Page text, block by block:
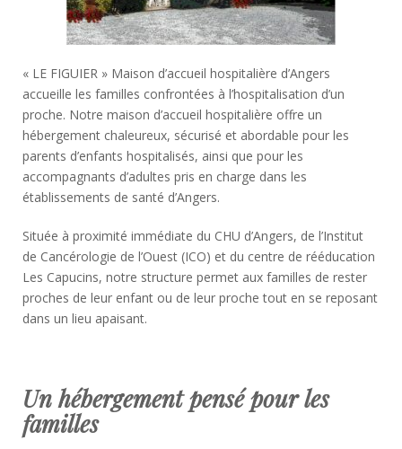
« LE FIGUIER » Maison d’accueil hospitalière d’Angers
accueille les familles confrontées à l’hospitalisation d’un
proche. Notre maison d’accueil hospitalière offre un
hébergement chaleureux, sécurisé et abordable pour les
parents d’enfants hospitalisés, ainsi que pour les
accompagnants d’adultes pris en charge dans les
établissements de santé d’Angers.
Située à proximité immédiate du CHU d’Angers, de l’Institut
de Cancérologie de l’Ouest (ICO) et du centre de rééducation
Les Capucins, notre structure permet aux familles de rester
proches de leur enfant ou de leur proche tout en se reposant
dans un lieu apaisant.
Un hébergement pensé pour les
familles